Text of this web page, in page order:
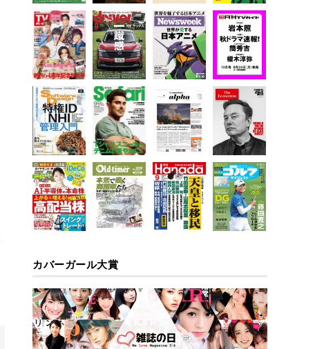
カバーガール大賞